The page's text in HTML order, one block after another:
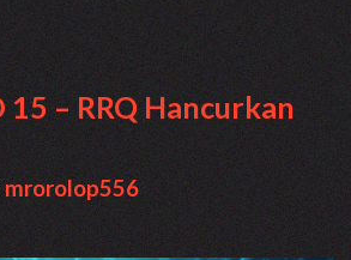
15 – RRQ Hancurkan
mrorolop556